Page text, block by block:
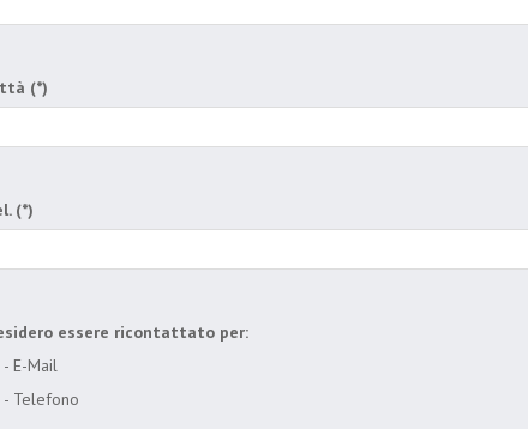
(*)
(*)
essere ricontattato per:
- E-Mail
- Telefono